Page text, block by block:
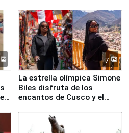
7
La estrella olímpica Simone
Biles disfruta de los
encantos de Cusco y el